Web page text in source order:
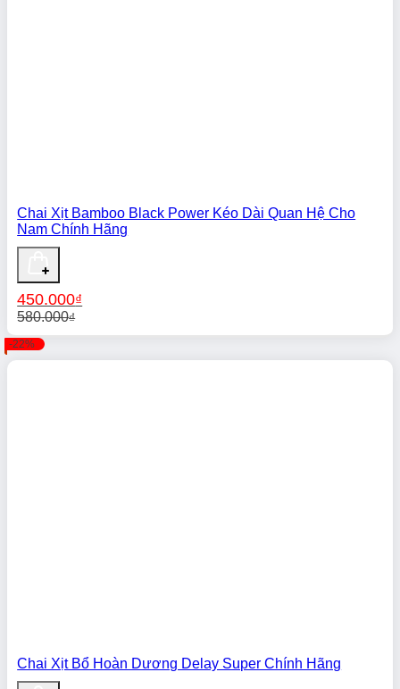
Chai Xịt Bamboo Black Power Kéo Dài Quan Hệ Cho
Nam Chính Hãng
580.000₫
gốc
là:
450.000₫
hiện
tại
-22%
Chai Xịt Bổ Hoàn Dương Delay Super Chính Hãng